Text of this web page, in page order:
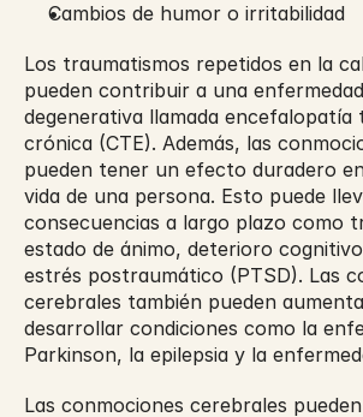
Cambios de humor o irritabilidad
Los traumatismos repetidos en la
pueden contribuir a una
degenerativa llamada encefalopatía
crónica (CTE). Además, las
pueden tener un efecto duradero
vida de una persona. Esto puede
consecuencias a largo plazo como
estado de ánimo, deterioro
estrés postraumático (PTSD). Las
cerebrales también pueden
desarrollar condiciones como la
Parkinson, la epilepsia y la
Las conmociones cerebrales